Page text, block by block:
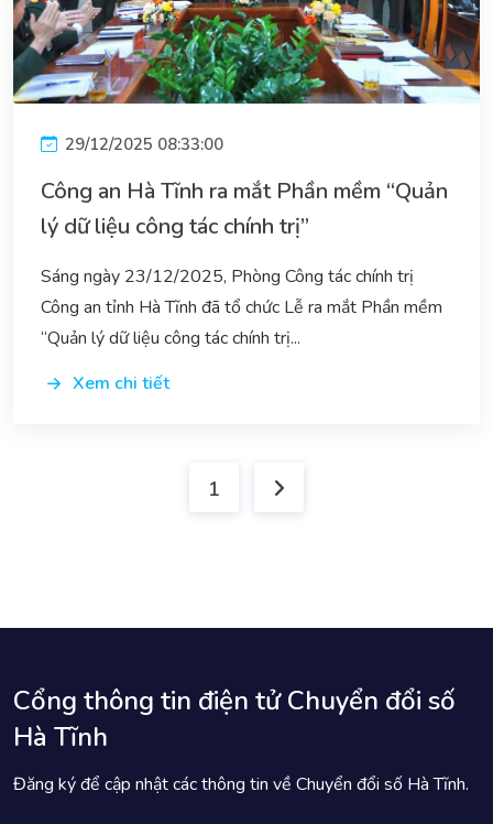
29/12/2025 08:33:00
Công an Hà Tĩnh ra mắt Phần mềm “Quản
lý dữ liệu công tác chính trị”
Sáng ngày 23/12/2025, Phòng Công tác chính trị
Công an tỉnh Hà Tĩnh đã tổ chức Lễ ra mắt Phần mềm
“Quản lý dữ liệu công tác chính trị...
Xem chi tiết
1
Cổng thông tin điện tử Chuyển đổi số
Hà Tĩnh
Đăng ký để cập nhật các thông tin về Chuyển đổi số Hà Tĩnh.